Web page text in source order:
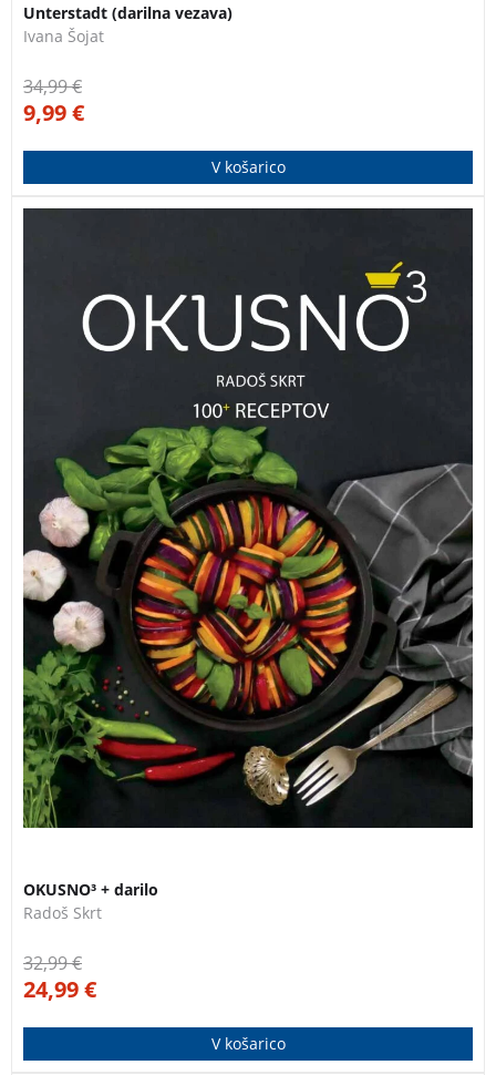
Unterstadt (darilna vezava)
Ivana Šojat
34,99€
9,99€
V košarico
fotografijami! OKUSNO³ je nadaljevanje kuharskih
uspešnicOkusno in Okusno² ljubiteljskega kuharja in
kulinaričnega popotnika Radoša Skrta.
OKUSNO
RADOŠ SKRT OKUSNO RADOŠ SKRT
OKUSNO³ + darilo
Radoš Skrt
32,99€
24,99€
V košarico